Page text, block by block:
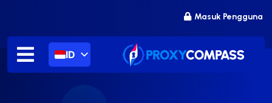
konten
Masuk Pengguna
ID